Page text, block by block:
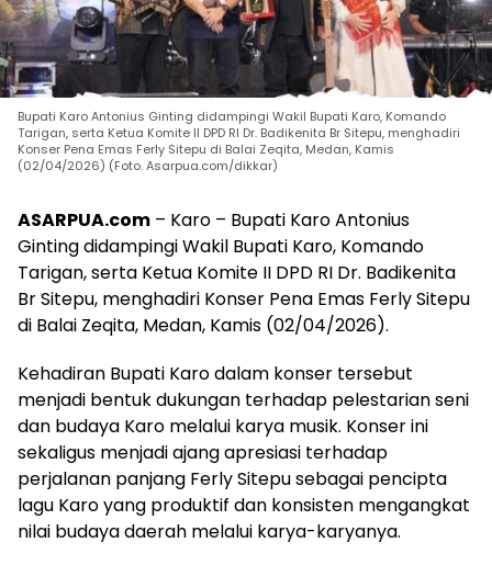
Bupati Karo Antonius Ginting didampingi Wakil Bupati Karo, Komando
Tarigan, serta Ketua Komite II DPD RI Dr. Badikenita Br Sitepu, menghadiri
Konser Pena Emas Ferly Sitepu di Balai Zeqita, Medan, Kamis
(02/04/2026) (Foto. Asarpua.com/dikkar)
ASARPUA.com – Karo – Bupati Karo Antonius
Ginting didampingi Wakil Bupati Karo, Komando
Tarigan, serta Ketua Komite II DPD RI Dr. Badikenita
Br Sitepu, menghadiri Konser Pena Emas Ferly Sitepu
di Balai Zeqita, Medan, Kamis (02/04/2026).
Kehadiran Bupati Karo dalam konser tersebut
menjadi bentuk dukungan terhadap pelestarian seni
dan budaya Karo melalui karya musik. Konser ini
sekaligus menjadi ajang apresiasi terhadap
perjalanan panjang Ferly Sitepu sebagai pencipta
lagu Karo yang produktif dan konsisten mengangkat
nilai budaya daerah melalui karya-karyanya.